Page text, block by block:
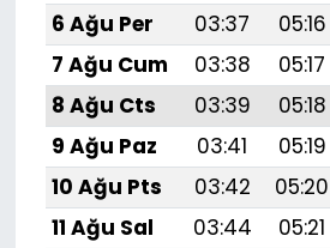
6 Ağu Per
03:37 05:16
7 Ağu Cum
03:38 05:17
8 Ağu Cts
03:39 05:18
9 Ağu Paz
03:41 05:19
10 Ağu Pts
03:42 05:20
11 Ağu Sal
03:44 05:21